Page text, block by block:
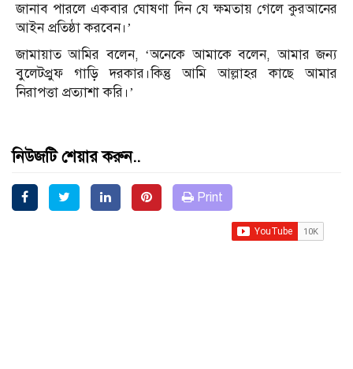
জানাব পারলে একবার ঘোষণা দিন যে ক্ষমতায় গেলে কুরআনের
আইন প্রতিষ্ঠা করবেন।’
জামায়াত আমির বলেন, ‘অনেকে আমাকে বলেন, আমার জন্য
বুলেটপ্রুফ গাড়ি দরকার।কিন্তু আমি আল্লাহর কাছে আমার
নিরাপত্তা প্রত্যাশা করি।’
নিউজটি শেয়ার করুন..
Print